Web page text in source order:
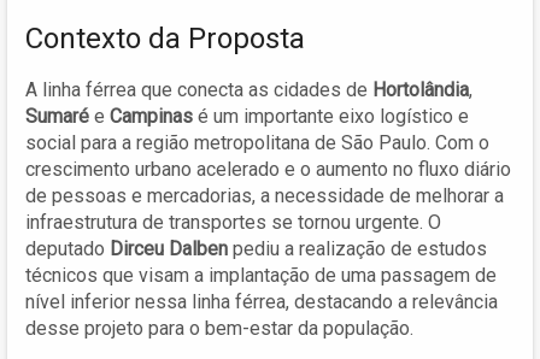
Contexto da Proposta
A linha férrea que conecta as cidades de Hortolândia,
Sumaré e Campinas é um importante eixo logístico e
social para a região metropolitana de São Paulo. Com o
crescimento urbano acelerado e o aumento no fluxo diário
de pessoas e mercadorias, a necessidade de melhorar a
infraestrutura de transportes se tornou urgente. O
deputado Dirceu Dalben pediu a realização de estudos
técnicos que visam a implantação de uma passagem de
nível inferior nessa linha férrea, destacando a relevância
desse projeto para o bem-estar da população.